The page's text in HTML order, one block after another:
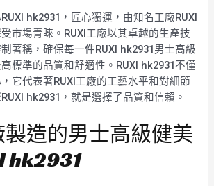
hk2931，匠心獨運，由知名工廠RUXI
市場青睞。RUXI工廠以其卓越的生產技
著稱，確保每一件RUXI hk2931男士高級
標準的品質和舒適性。RUXI hk2931不僅
它代表著RUXI工廠的工藝水平和對細節
hk2931，就是選擇了品質和信賴。
製造的男士高級健美
hk2931